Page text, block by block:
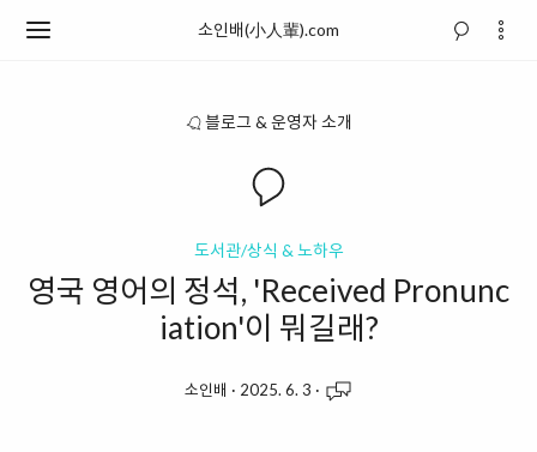
소인배(小人輩).com
블로그 & 운영자 소개
도서관/상식 & 노하우
영국 영어의 정석, 'Received Pronunc
iation'이 뭐길래?
소인배 · 2025. 6. 3 ·